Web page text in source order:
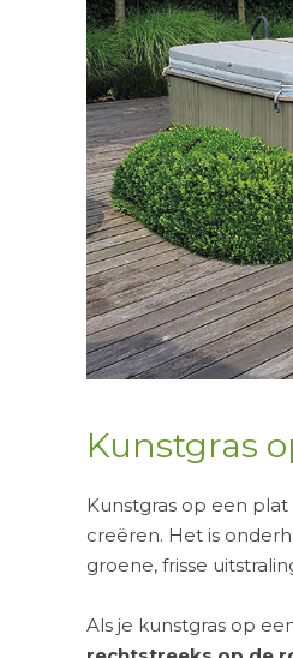
Kunstgras
Kunstgras op een
creëren. Het is
groene, frisse
Als je kunstgras op